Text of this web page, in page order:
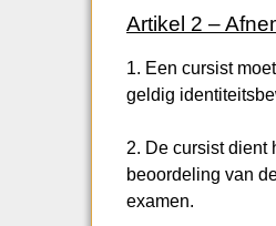
Artikel 2 –
1. Een cursist
geldig
2. De cursist dient
beoordeling van
examen.